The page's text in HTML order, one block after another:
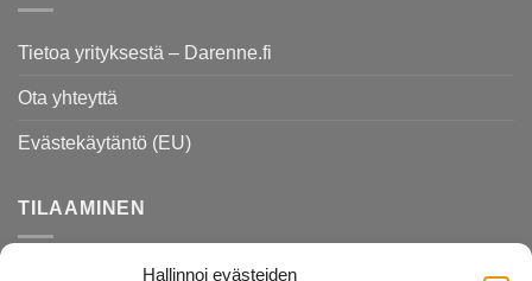
Hallinnoi evästeiden
Tietoa yrityksestä – Darenne.fi
Ota yhteyttä
Evästekäytäntö (EU)
TILAAMINEN